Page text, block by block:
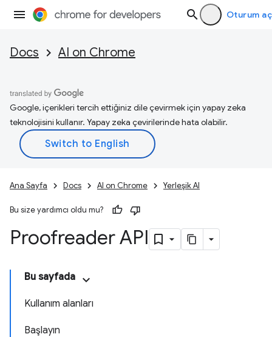
Oturum aç
Docs AI on Chrome
Google, içerikleri tercih ettiğiniz dile çevirmek için yapay zeka
teknolojisini kullanır. Yapay zeka çevirilerinde hata olabilir.
Ana Sayfa Docs AI on Chrome Yerleşik AI
Bu size yardımcı oldu mu?
Proofreader API
Bu sayfada
Kullanım alanları
Başlayın